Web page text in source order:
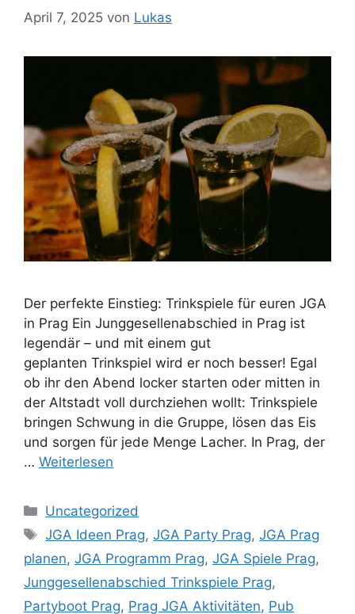
April 7, 2025 von Lukas
Der perfekte Einstieg: Trinkspiele für euren JGA
in Prag Ein Junggesellenabschied in Prag ist
legendär – und mit einem gut
geplanten Trinkspiel wird er noch besser! Egal
ob ihr den Abend locker starten oder mitten in
der Altstadt voll durchziehen wollt: Trinkspiele
bringen Schwung in die Gruppe, lösen das Eis
und sorgen für jede Menge Lacher. In Prag, der
… Weiterlesen
Kategorien
Uncategorized
Schlagwörter
JGA Ideen Prag,JGA Party Prag,JGA Prag
planen, JGA Programm Prag, JGA Spiele Prag,
Junggesellenabschied Trinkspiele Prag,
Partyboot Prag, Prag JGA Aktivitäten, Pub